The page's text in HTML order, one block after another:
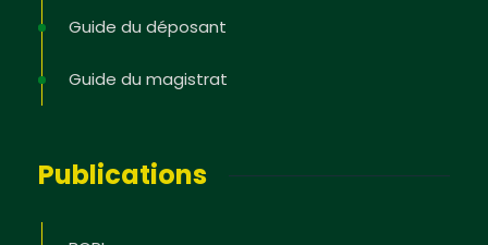
Guide du déposant
Guide du magistrat
Publications